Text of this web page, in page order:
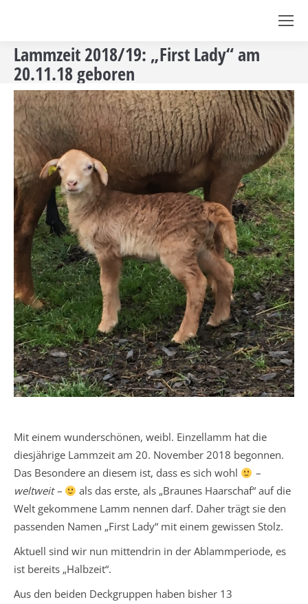
Lammzeit 2018/19: „First Lady“ am
20.11.18 geboren
Mit einem wunderschönen, weibl. Einzellamm hat die
diesjährige Lammzeit am 20. November 2018 begonnen.
Das Besondere an diesem ist, dass es sich wohl
–
weltweit –
als das erste, als „Braunes Haarschaf“ auf die
Welt gekommene Lamm nennen darf. Daher trägt sie den
passenden Namen „First Lady“ mit einem gewissen Stolz.
Aktuell sind wir nun mittendrin in der Ablammperiode, es
ist bereits „Halbzeit“.
Aus den beiden Deckgruppen haben bisher 13